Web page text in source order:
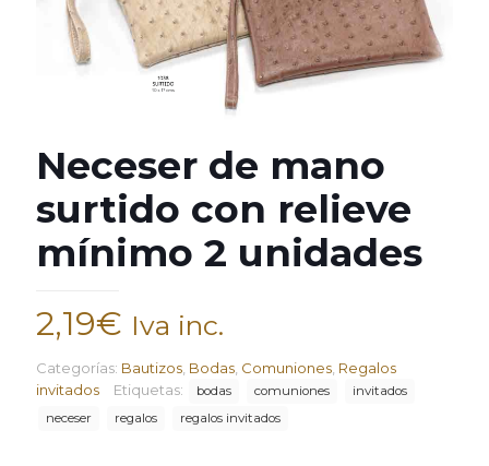
Neceser de mano
surtido con relieve
mínimo 2 unidades
2,19€ Iva inc.
Categorías: Bautizos, Bodas, Comuniones, Regalos
invitados
Etiquetas: bodas comuniones
invitados
neceser
regalos regalos invitados